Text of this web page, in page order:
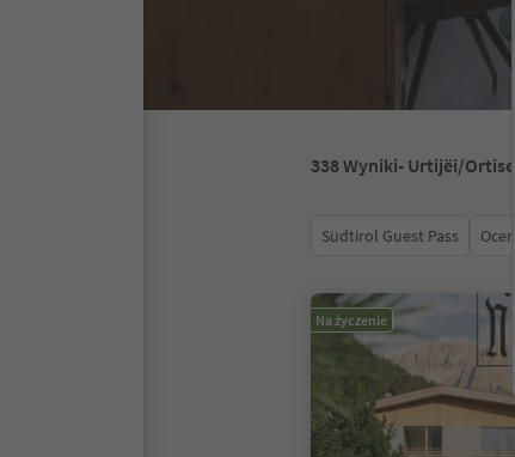
338Wyniki- Urtijëi/Ortisei
Südtirol Guest Pass Ocena
Na życzenie